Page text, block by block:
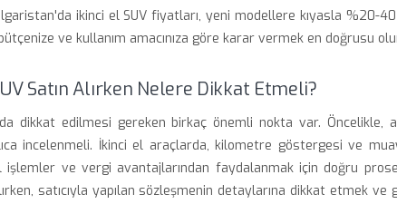
ikinci el SUV fiyatları, yeni modellere kıyasla %20-
ve kullanım amacınıza göre karar vermek en doğrusu
Satın Alırken Nelere Dikkat Etmeli?
dikkat edilmesi gereken birkaç önemli nokta var. Öncelikle,
incelenmeli. İkinci el araçlarda, kilometre göstergesi ve
işlemler ve vergi avantajlarından faydalanmak için doğru
satıcıyla yapılan sözleşmenin detaylarına dikkat etmek